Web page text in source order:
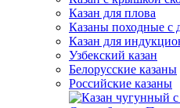
Казан для плова
Казаны походные с
Казан для
Узбекский казан
Белорусские казаны
Российские казаны